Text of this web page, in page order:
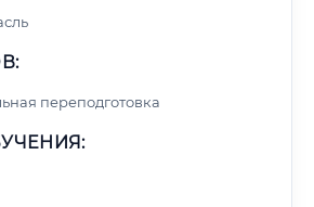
переподготовка